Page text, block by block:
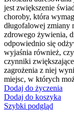
jest zwiększenie
choroby, która
długofalowej zmiany
zdrowego żywienia,
odpowiednio się
wyjaśnia również,
czynniki
zagrożenia z niej
miejsc, w których
Dodaj do życzenia
Dodaj do koszyka
Szybki podgląd